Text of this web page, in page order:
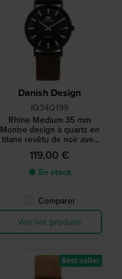
Danish Design
IQ34Q199
Rhine Medium 35 mm
Montre design à quartz en
titane revêtu de noir avec
date
119,00 €
● En stock
Comparer
Voir les produits
Best-seller